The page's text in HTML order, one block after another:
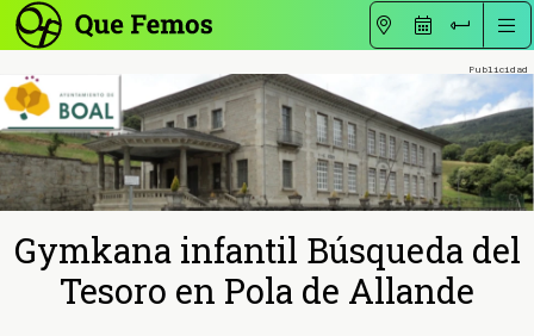
Gymkana infantil Búsqueda del
Tesoro en Pola de Allande